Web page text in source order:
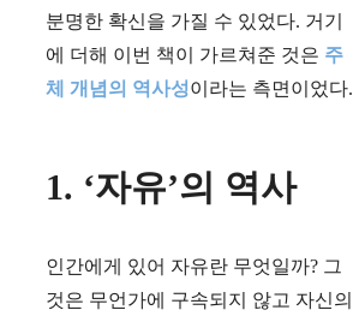
분명한 확신을 가질 수 있었다. 거기
에 더해 이번 책이 가르쳐준 것은 주
체 개념의 역사성이라는 측면이었다.
1. ‘자유’의 역사
인간에게 있어 자유란 무엇일까? 그
것은 무언가에 구속되지 않고 자신의